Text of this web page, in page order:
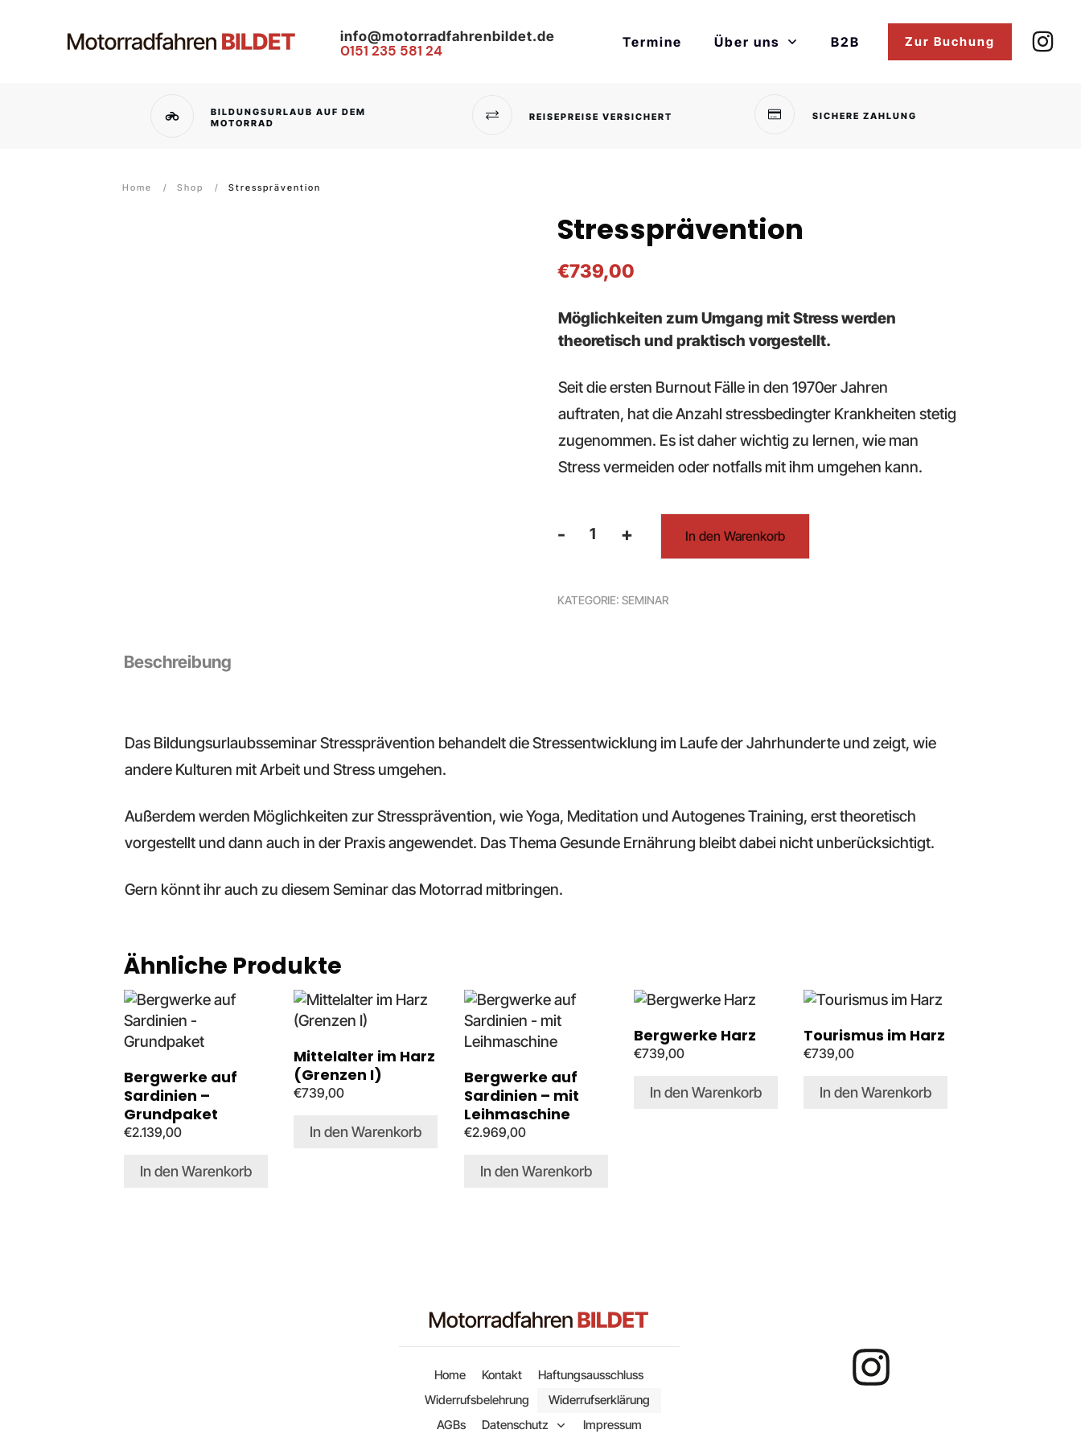
info@motorradfahrenbildet.de
0151 235 581 24 Termine Über uns B2B Zur Buchung
BILDUNGSURLAUB AUF DEM
MOTORRAD
REISEPREISE VERSICHERT SICHERE ZAHLUNG
Home / Shop / Stressprävention
Stressprävention
€739,00
Möglichkeiten zum Umgang mit Stress werden
theoretisch und praktisch vorgestellt.
Seit die ersten Burnout Fälle in den 1970er Jahren
auftraten, hat die Anzahl stressbedingter Krankheiten stetig
zugenommen. Es ist daher wichtig zu lernen, wie man
Stress vermeiden oder notfalls mit ihm umgehen kann.
-Stressprävention
+ In den Warenkorb
KATEGORIE: SEMINAR
Beschreibung
Das Bildungsurlaubsseminar Stressprävention behandelt die Stressentwicklung im Laufe der Jahrhunderte und zeigt, wie
andere Kulturen mit Arbeit und Stress umgehen.
Außerdem werden Möglichkeiten zur Stressprävention, wie Yoga, Meditation und Autogenes Training, erst theoretisch
vorgestellt und dann auch in der Praxis angewendet. Das Thema Gesunde Ernährung bleibt dabei nicht unberücksichtigt.
Gern könnt ihr auch zu diesem Seminar das Motorrad mitbringen.
Ähnliche Produkte
Bergwerke auf
Sardinien –
Grundpaket
€2.139,00
In den Warenkorb
Mittelalter im Harz
(Grenzen I)
€739,00
In den Warenkorb
Bergwerke auf
Sardinien – mit
Leihmaschine
€2.969,00
In den Warenkorb
Bergwerke Harz
€739,00
In den Warenkorb
Tourismus im Harz
€739,00
In den Warenkorb
Home Kontakt
Haftungsausschluss
Widerrufsbelehrung
Widerrufserklärung
AGBs
Datenschutz Impressum